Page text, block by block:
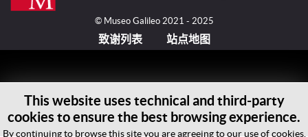
© Museo Galileo 2021 - 2025
致谢列表 站点地图
This website uses technical and third-party
cookies to ensure the best browsing experience.
By continuing to browse this site you are agreeing to our use of cookies.